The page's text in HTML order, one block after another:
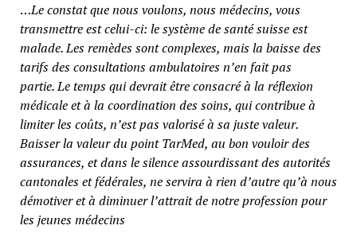
…Le constat que nous voulons, nous médecins, vous
transmettre est celui-ci: le système de santé suisse est
malade. Les remèdes sont complexes, mais la baisse des
tarifs des consultations ambulatoires n’en fait pas
partie.Le temps qui devrait être consacré à la réflexion
médicale et à la coordination des soins, qui contribue à
limiter les coûts, n’est pas valorisé à sa juste valeur.
Baisser la valeur du point TarMed, au bon vouloir des
assurances, et dans le silence assourdissant des autorités
cantonales et fédérales, ne servira à rien d’autre qu’à nous
démotiver et à diminuer l’attrait de notre profession pour
les jeunes médecins